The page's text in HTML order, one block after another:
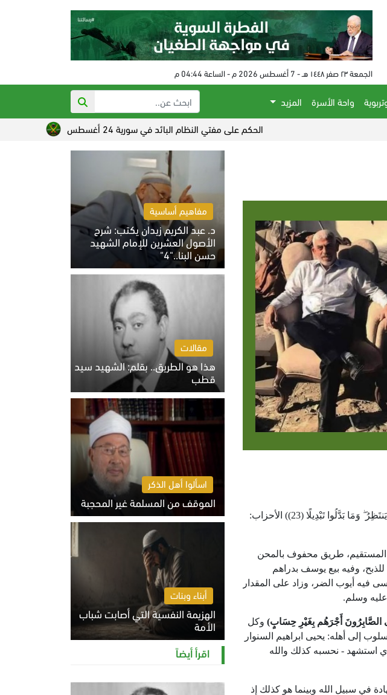
الجمعة ٢٣ صفر ١٤٤٨ هـ - 7 أغسطس 2026 م - الساعة 04:44 م
واحة الأسرة
المزيد
الحكم على مفتي النظام البائد في سورية 24 أغسطس
تصاعد القلق
قال تعالى: (مِّنَ الْمُؤْمِنِينَ رِجَالٌ صَدَقُوا مَا عَاهَدُوا اللَّهَ عَلَيْهِ ۖ فَمِنْهُم مَّن قَضَىٰ نَحْبَهُ وَمِنْهُم مَّن يَنتَظِرُ ۖ وَمَا بَدَّلُوا تَبْدِيلًا (23)) الأحزاب:
المستقيم، طريق محفوف بالمحن
وفيه بيع يوسف بدراهم
فيه أيوب الضر، وزاد على المقدار
وسلم.
الصَّابِرُونَ أَجْرَهُم بِغَيْرِ حِسَابٍ) وكل
إلى أهله: يحيى ابراهيم السنوار
استشهد - نحسبه كذلك والله
في سبيل الله وبينما هو كذلك إذ
مفاهيم أساسية
د. عبد الكريم زيدان يكتب: شرح
الأصول العشرين للإمام الشهيد
حسن البنا.."4"
الخميس 6 أغسطس 2026 10:27 ص
مقالات
هذا هو الطريق.. بقلم: الشهيد سيد
قطب
الخميس 6 أغسطس 2026 10:52 ص
اسألوا أهل الذكر
الموقف من المسلمة غير المحجبة
الخميس 6 أغسطس 2026 10:45 ص
أبناء وبنات
الهزيمة النفسية التي أصابت شباب
الأمة
الخميس 6 أغسطس 2026 11:12 ص
اقرأ أيضاً